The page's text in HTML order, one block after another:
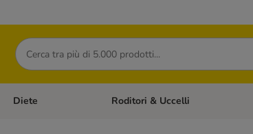
Cerca
Apri Menù Categoria: Cani
Diete Apri Menù Categoria: Diete
Roditori & Uccelli